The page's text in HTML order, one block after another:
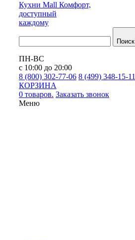
Кухни Mall Комфорт,
доступный
каждому
Поиск
ПН-ВС
с 10:00 до 20:00
8 (800) 302-77-06 8 (499) 348-15-11
КОРЗИНА
0 товаров. Заказать звонок
Меню